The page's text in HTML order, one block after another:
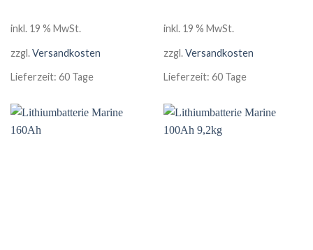
inkl. 19 % MwSt.
zzgl.Versandkosten
Lieferzeit: 60 Tage
inkl. 19 % MwSt.
zzgl.Versandkosten
Lieferzeit: 60 Tage